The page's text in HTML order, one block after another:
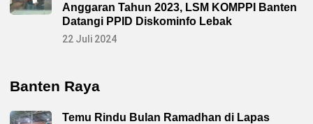
Anggaran Tahun 2023, LSM KOMPPI Banten
Datangi PPID Diskominfo Lebak
22 Juli 2024
Banten Raya
Temu Rindu Bulan Ramadhan di Lapas